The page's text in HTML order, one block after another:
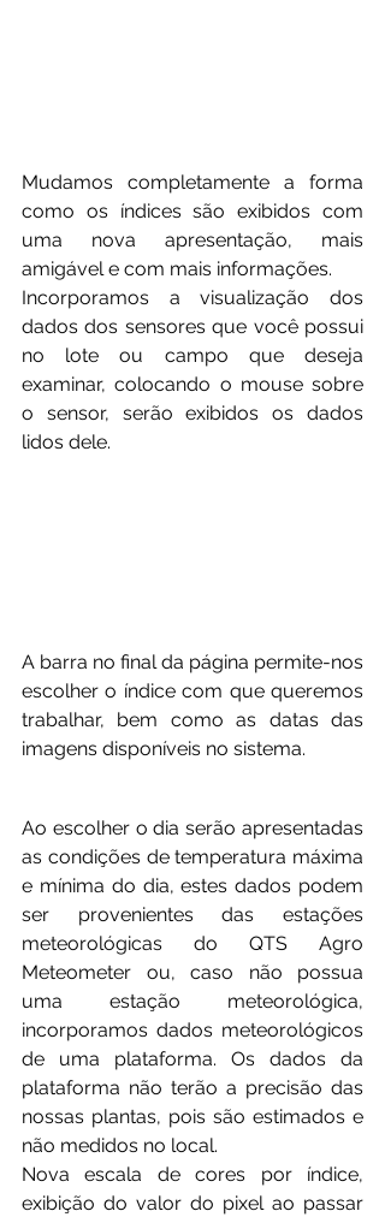
Mudamos completamente a forma
como os índices são exibidos com
uma nova apresentação, mais
amigável e com mais informações.
Incorporamos a visualização dos
dados dos sensores que você possui
no lote ou campo que deseja
examinar, colocando o mouse sobre
o sensor, serão exibidos os dados
lidos dele.
A barra no final da página permite-nos
escolher o índice com que queremos
trabalhar, bem como as datas das
imagens disponíveis no sistema.
Ao escolher o dia serão apresentadas
as condições de temperatura máxima
e mínima do dia, estes dados podem
ser provenientes das estações
meteorológicas do QTS Agro
Meteometer ou, caso não possua
uma estação meteorológica,
incorporamos dados meteorológicos
de uma plataforma. Os dados da
plataforma não terão a precisão das
nossas plantas, pois são estimados e
não medidos no local.
Nova escala de cores por índice,
exibição do valor do pixel ao passar